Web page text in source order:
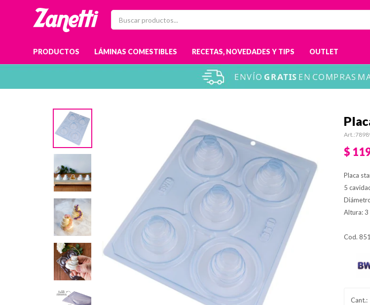
PRODUCTOS LÁMINAS COMESTIBLES RECETAS, NOVEDADES Y TIPS OUTLET
$
Placa
5
Altura: 3
Cod. 851